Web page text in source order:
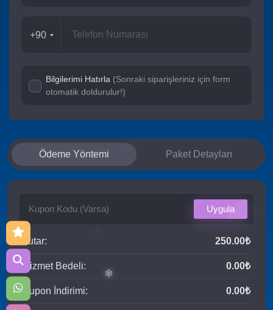
+90
Bilgilerimi Hatırla (Sonraki siparişleriniz için form
otomatik doldurulur!)
Ödeme Yöntemi Paket Detayları
Uygula
Tutar: 250.00₺
Hizmet Bedeli: 0.00₺
Kupon İndirimi: 0.00₺